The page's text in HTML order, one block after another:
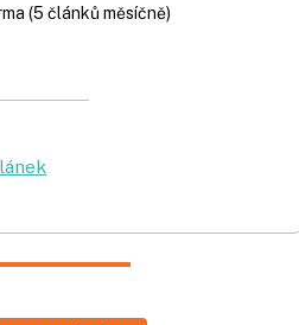
(5 článků měsíčně)